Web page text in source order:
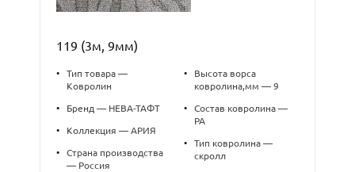
119 (3м, 9мм)
•
Тип товара —
Ковролин
• Бренд — НЕВА-ТАФТ
• Коллекция — АРИЯ
•
Страна производства
— Россия
•
Высота ворса
ковролина,мм — 9
•
Состав ковролина —
PA
•
Тип ковролина —
скролл